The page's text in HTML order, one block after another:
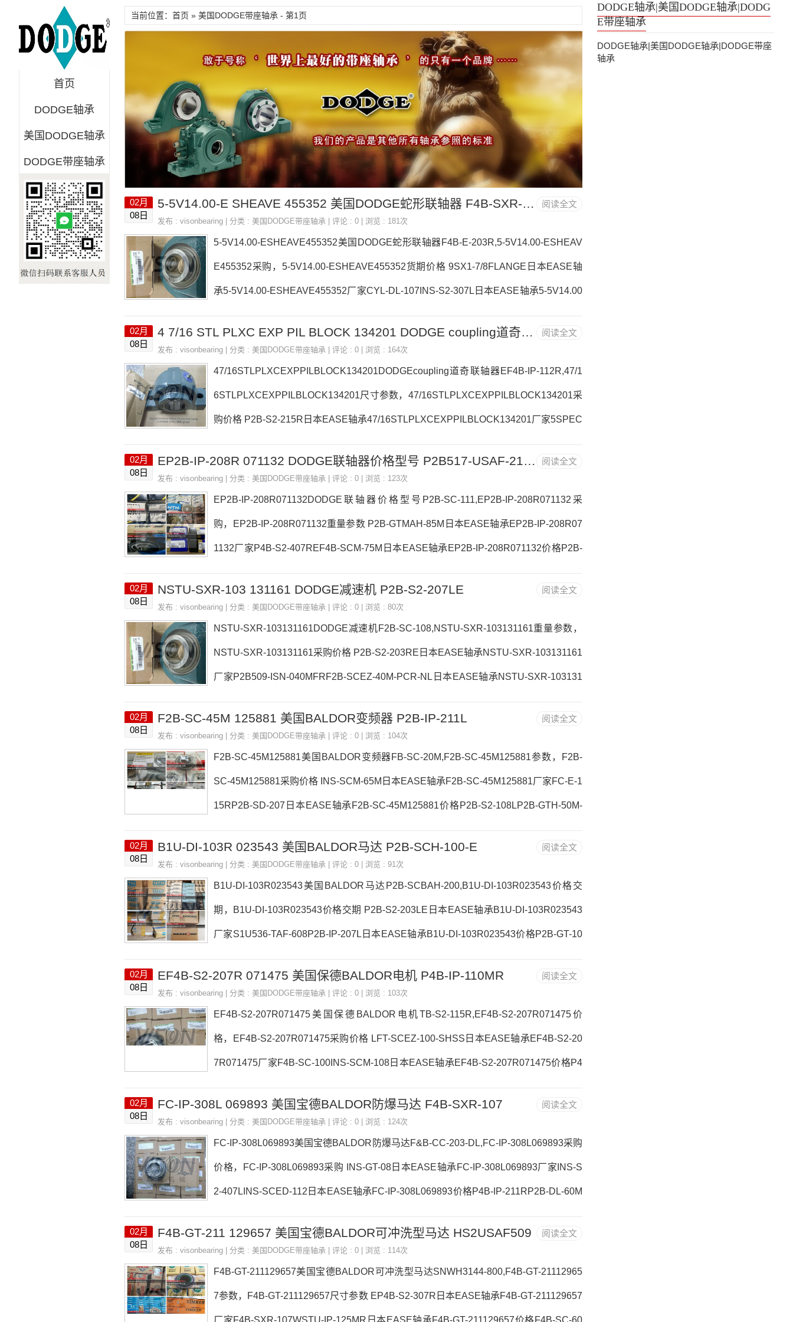
首页
DODGE轴承
美国DODGE轴承
DODGE带座轴承
当前位置：首页 » 美国DODGE带座轴承 - 第1页
阅读全文
02月
08日
5-5V14.00-E SHEAVE 455352 美国DODGE蛇形联轴器 F4B-SXR-112
发布 : visonbearing | 分类 : 美国DODGE带座轴承 | 评论 : 0 | 浏览 : 181次
5-5V14.00-ESHEAVE455352美国DODGE蛇形联轴器F4B-E-203R,5-5V14.00-ESHEAV
E455352采购，5-5V14.00-ESHEAVE455352货期价格 9SX1-7/8FLANGE日本EASE轴
承5-5V14.00-ESHEAVE455352厂家CYL-DL-107INS-S2-307L日本EASE轴承5-5V14.00
VE455352参数5-5V14.00-ESHEAVE455352价格,5-5V14.00-ESHEAVE455352采购 热
阅读全文
02月
08日
4 7/16 STL PLXC EXP PIL BLOCK 134201 DODGE coupling道奇联轴器 FB-DL-012
发布 : visonbearing | 分类 : 美国DODGE带座轴承 | 评论 : 0 | 浏览 : 164次
47/16STLPLXCEXPPILBLOCK134201DODGEcoupling道奇联轴器EF4B-IP-112R,47/1
6STLPLXCEXPPILBLOCK134201尺寸参数，47/16STLPLXCEXPPILBLOCK134201采
购价格 P2B-S2-215R日本EASE轴承47/16STLPLXCEXPPILBLOCK134201厂家5SPEC
价格F2B-SCEZ-40M-PCR-NLWSTU-S2-211R日本EASE轴承47/16STLPLXCEXP
阅读全文
02月
08日
EP2B-IP-208R 071132 DODGE联轴器价格型号 P2B517-USAF-215LERAH
发布 : visonbearing | 分类 : 美国DODGE带座轴承 | 评论 : 0 | 浏览 : 123次
EP2B-IP-208R071132DODGE联轴器价格型号P2B-SC-111,EP2B-IP-208R071132采
购，EP2B-IP-208R071132重量参数 P2B-GTMAH-85M日本EASE轴承EP2B-IP-208R07
1132厂家P4B-S2-407REF4B-SCM-75M日本EASE轴承EP2B-IP-208R071132价格P2B-
132价格,EP2B-IP-208R071132采购 热销型号推荐：EP2B-IP-208R071132，RCJO6
阅读全文
02月
08日
NSTU-SXR-103 131161 DODGE减速机 P2B-S2-207LE
发布 : visonbearing | 分类 : 美国DODGE带座轴承 | 评论 : 0 | 浏览 : 80次
NSTU-SXR-103131161DODGE减速机F2B-SC-108,NSTU-SXR-103131161重量参数，
NSTU-SXR-103131161采购价格 P2B-S2-203RE日本EASE轴承NSTU-SXR-103131161
厂家P2B509-ISN-040MFRF2B-SCEZ-40M-PCR-NL日本EASE轴承NSTU-SXR-103131
XR-103131161价格,NSTU-SXR-103131161采购 热销型号推荐：NSTU-SXR-10313116
阅读全文
02月
08日
F2B-SC-45M 125881 美国BALDOR变频器 P2B-IP-211L
发布 : visonbearing | 分类 : 美国DODGE带座轴承 | 评论 : 0 | 浏览 : 104次
F2B-SC-45M125881美国BALDOR变频器FB-SC-20M,F2B-SC-45M125881参数，F2B-
SC-45M125881采购价格 INS-SCM-65M日本EASE轴承F2B-SC-45M125881厂家FC-E-1
15RP2B-SD-207日本EASE轴承F2B-SC-45M125881价格P2B-S2-108LP2B-GTH-50M-
5881采购 热销型号推荐：F2B-SC-45M125881，RASE120 22308.EAW33C3，7920A
阅读全文
02月
08日
B1U-DI-103R 023543 美国BALDOR马达 P2B-SCH-100-E
发布 : visonbearing | 分类 : 美国DODGE带座轴承 | 评论 : 0 | 浏览 : 91次
B1U-DI-103R023543美国BALDOR马达P2B-SCBAH-200,B1U-DI-103R023543价格交
期，B1U-DI-103R023543价格交期 P2B-S2-203LE日本EASE轴承B1U-DI-103R023543
厂家S1U536-TAF-608P2B-IP-207L日本EASE轴承B1U-DI-103R023543价格P2B-GT-10
DI-103R023543采购 热销型号推荐：B1U-DI-103R023543，RALE30NPPFA106 UCF
阅读全文
02月
08日
EF4B-S2-207R 071475 美国保德BALDOR电机 P4B-IP-110MR
发布 : visonbearing | 分类 : 美国DODGE带座轴承 | 评论 : 0 | 浏览 : 103次
EF4B-S2-207R071475美国保德BALDOR电机TB-S2-115R,EF4B-S2-207R071475价
格，EF4B-S2-207R071475采购价格 LFT-SCEZ-100-SHSS日本EASE轴承EF4B-S2-20
7R071475厂家F4B-SC-100INS-SCM-108日本EASE轴承EF4B-S2-207R071475价格P4
475价格,EF4B-S2-207R071475采购 热销型号推荐：EF4B-S2-207R071475，RAE40N
阅读全文
02月
08日
FC-IP-308L 069893 美国宝德BALDOR防爆马达 F4B-SXR-107
发布 : visonbearing | 分类 : 美国DODGE带座轴承 | 评论 : 0 | 浏览 : 124次
FC-IP-308L069893美国宝德BALDOR防爆马达F&B-CC-203-DL,FC-IP-308L069893采购
价格，FC-IP-308L069893采购 INS-GT-08日本EASE轴承FC-IP-308L069893厂家INS-S
2-407LINS-SCED-112日本EASE轴承FC-IP-308L069893价格P4B-IP-211RP2B-DL-60M
购 热销型号推荐：FC-IP-308L069893，RAE35-NPP-B 6816LLB/5K，7919CTRS
阅读全文
02月
08日
F4B-GT-211 129657 美国宝德BALDOR可冲洗型马达 HS2USAF509
发布 : visonbearing | 分类 : 美国DODGE带座轴承 | 评论 : 0 | 浏览 : 114次
F4B-GT-211129657美国宝德BALDOR可冲洗型马达SNWH3144-800,F4B-GT-21112965
7参数，F4B-GT-211129657尺寸参数 EP4B-S2-307R日本EASE轴承F4B-GT-211129657
DODGE轴承|美国DODGE轴承|DODG
E带座轴承
DODGE轴承|美国DODGE轴承|DODGE带座
轴承